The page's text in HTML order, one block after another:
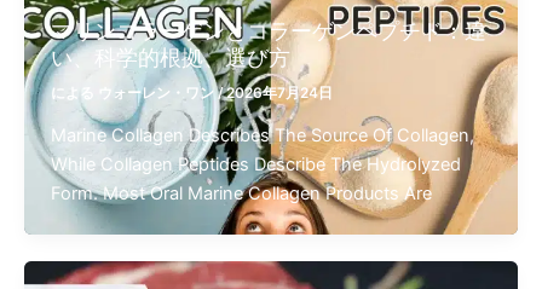
マリンコラーゲンとコラーゲンペプチド：違
い、科学的根拠、選び方
による ウォーレン・ワン/2026年7月24日
Marine Collagen Describes The Source Of Collagen,
While Collagen Peptides Describe The Hydrolyzed
Form. Most Oral Marine Collagen Products Are